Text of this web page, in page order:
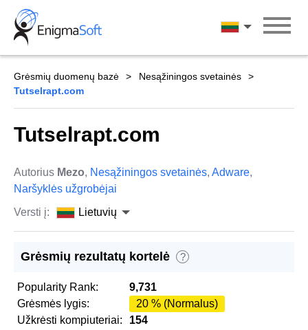
Skip
content
Lietuvių
Grėsmių duomenų bazė
Nesąžiningos svetainės
Tutselrapt.com
Tutselrapt.com
Autorius Mezo, Nesąžiningos svetainės, Adware,
Naršyklės užgrobėjai
Versti į:
Lietuvių
Grėsmių rezultatų kortelė ?
Popularity Rank:
9,731
Grėsmės lygis:
20 % (Normalus)
Užkrėsti kompiuteriai:
154